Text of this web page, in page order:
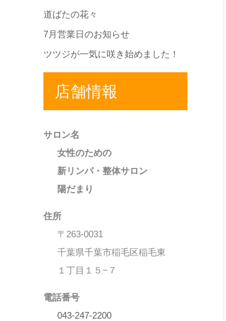
道ばたの花々
7月営業日のお知らせ
ツツジが一気に咲き始めました！
店舗情報
サロン名
女性のための
新リンパ・整体サロン
陽だまり
住所
〒263-0031
千葉県千葉市稲毛区稲毛東
１丁目１５−７
電話番号
043-247-2200